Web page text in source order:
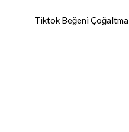
Tiktok Beğeni Çoğaltma